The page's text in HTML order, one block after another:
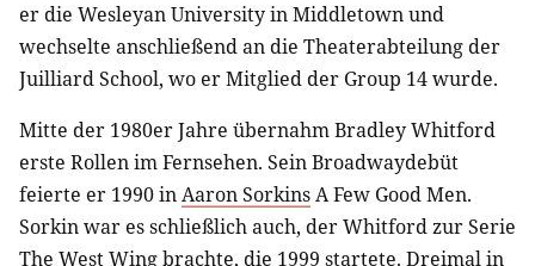
er die Wesleyan University in Middletown und
wechselte anschließend an die Theaterabteilung der
Juilliard School, wo er Mitglied der Group 14 wurde.
Mitte der 1980er Jahre übernahm Bradley Whitford
erste Rollen im Fernsehen. Sein Broadwaydebüt
feierte er 1990 inAaron SorkinsA Few Good Men.
Sorkin war es schließlich auch, der Whitford zur Serie
The West Wing brachte, die 1999 startete. Dreimal in